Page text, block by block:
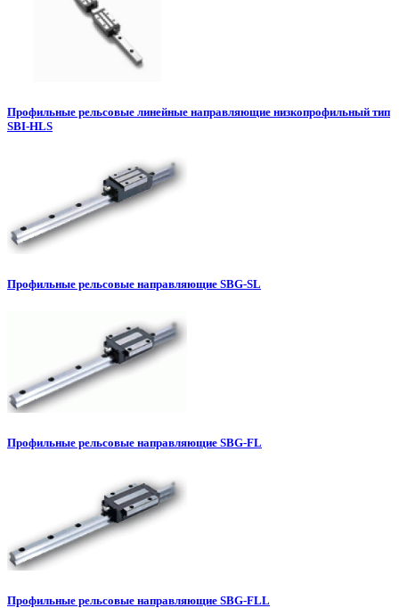
Профильные рельсовые линейные направляющие низкопрофильный тип
SBI-HLS
Профильные рельсовые направляющие SBG-SL
Профильные рельсовые направляющие SBG-FL
Профильные рельсовые направляющие SBG-FLL